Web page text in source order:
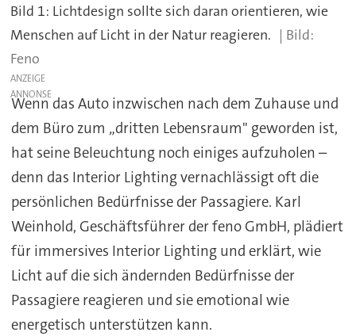
Bild 1: Lichtdesign sollte sich daran orientieren, wie
Menschen auf Licht in der Natur reagieren.
Feno
ANZEIGE
Wenn das Auto inzwischen nach dem Zuhause und
dem Büro zum „dritten Lebensraum" geworden ist,
hat seine Beleuchtung noch einiges aufzuholen –
denn das Interior Lighting vernachlässigt oft die
persönlichen Bedürfnisse der Passagiere. Karl
Weinhold, Geschäftsführer der feno GmbH, plädiert
für immersives Interior Lighting und erklärt, wie
Licht auf die sich ändernden Bedürfnisse der
Passagiere reagieren und sie emotional wie
energetisch unterstützen kann.